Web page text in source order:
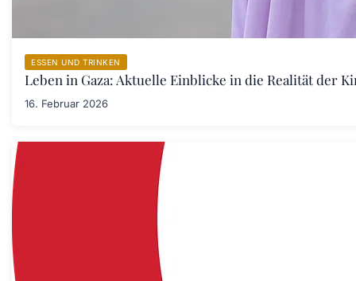
ESSEN UND TRINKEN
Leben in Gaza: Aktuelle Einblicke in die Realität der
16. Februar 2026